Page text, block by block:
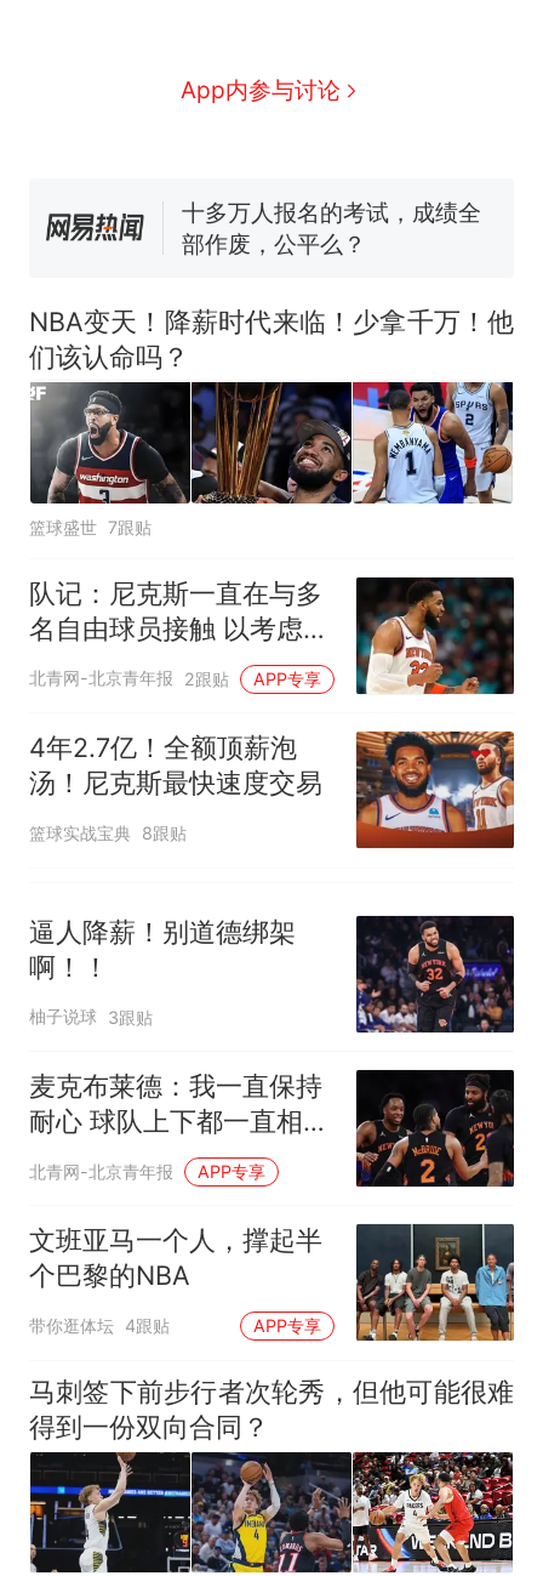
App内参与讨论
人生
新 搬家报价570元，搬到楼下
空调24小时开着反而更省电？
电力部门回应
试前13名均遭淘汰？教育局：
已叫停招聘，成立调查组全面
“不建议大家买深色蛋糕”上热
搜，网友：天塌了！
热 那个在床头放菜刀的女孩，
因老师一句“跟我回家”改写了
人生
NBA变天！降薪时代来临！少拿千万！他
们该认命吗？
篮球盛世 7跟贴
队记：尼克斯一直在与多
名自由球员接触 以考虑填
补第三中锋位置
北青网-北京青年报 2跟贴 APP专享
4年2.7亿！全额顶薪泡
汤！尼克斯最快速度交易
篮球实战宝典 8跟贴
逼人降薪！别道德绑架
啊！！
柚子说球 3跟贴
麦克布莱德：我一直保持
耐心 球队上下都一直相信
我
北青网-北京青年报 APP专享
文班亚马一个人，撑起半
个巴黎的NBA
带你逛体坛 4跟贴 APP专享
马刺签下前步行者次轮秀，但他可能很难
得到一份双向合同？